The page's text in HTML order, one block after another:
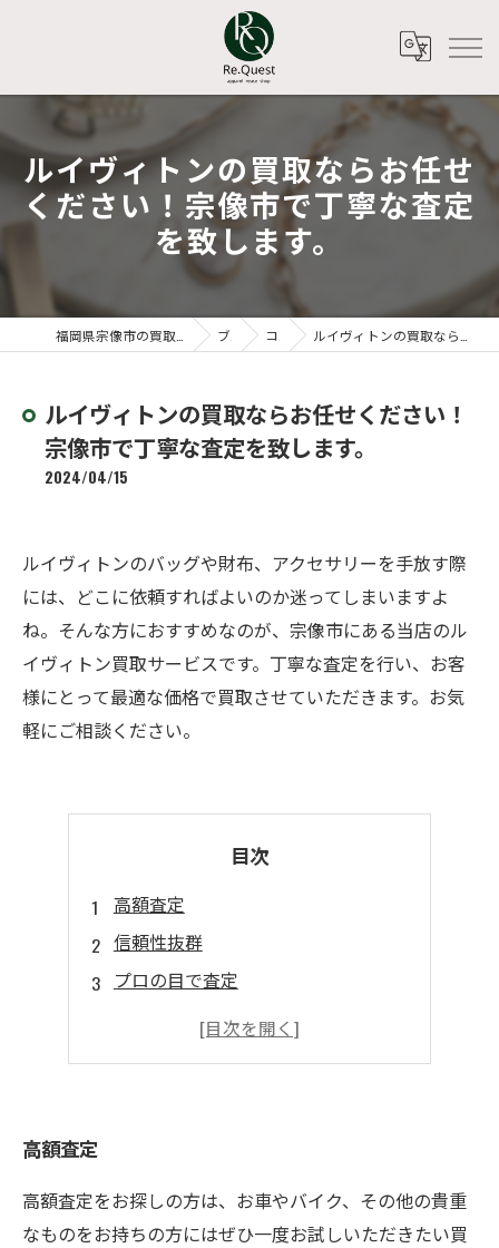
ルイヴィトンの買取ならお任せ
ください！宗像市で丁寧な査定
を致します。
ブログ コラム ルイヴィトンの買取ならお任せください！宗像市で丁寧な査定を致します。
ルイヴィトンの買取ならお任せください！
宗像市で丁寧な査定を致します。
2024/04/15
ルイヴィトンのバッグや財布、アクセサリーを手放す際
には、どこに依頼すればよいのか迷ってしまいますよ
ね。そんな方におすすめなのが、宗像市にある当店のル
イヴィトン買取サービスです。丁寧な査定を行い、お客
様にとって最適な価格で買取させていただきます。お気
軽にご相談ください。
目次
高額査定
信頼性抜群
プロの目で査定
高額査定
高額査定をお探しの方は、お車やバイク、その他の貴重
なものをお持ちの方にはぜひ一度お試しいただきたい買